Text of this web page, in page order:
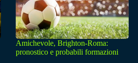
Amichevole, Brighton-Roma:
pronostico e probabili formazioni